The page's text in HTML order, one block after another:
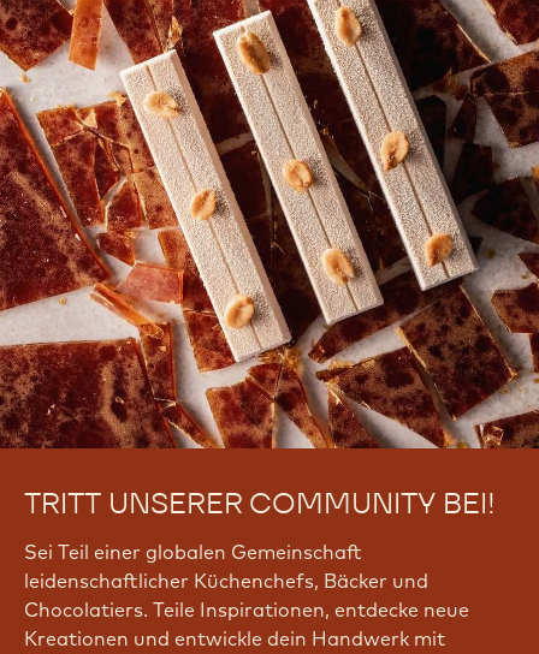
TRITT UNSERER COMMUNITY BEI!
Sei Teil einer globalen Gemeinschaft
leidenschaftlicher Küchenchefs, Bäcker und
Chocolatiers. Teile Inspirationen, entdecke neue
Kreationen und entwickle dein Handwerk mit